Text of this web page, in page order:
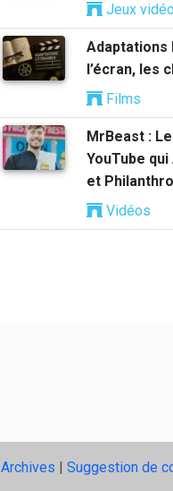
Jeux
Adaptations
l’écran, les
Films
MrBeast :
YouTube
et
Vidéos
Archives | Suggestion de